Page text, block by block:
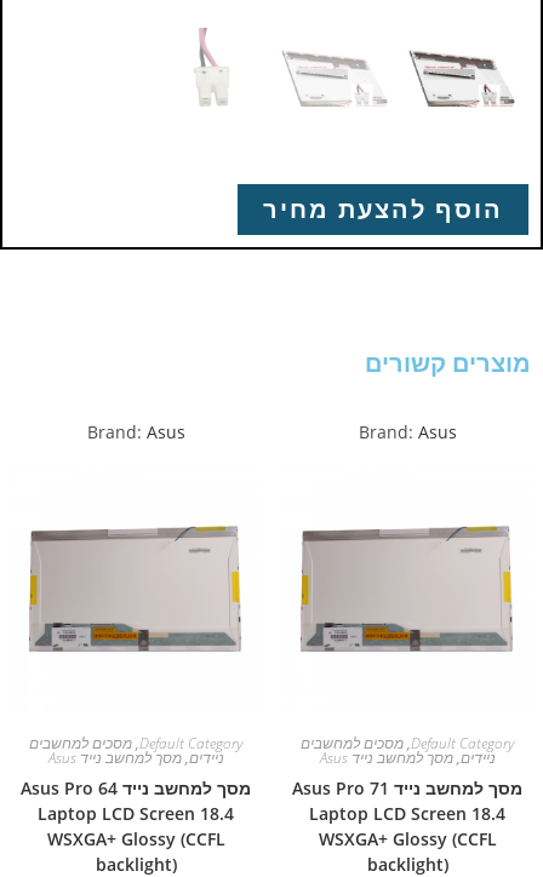
הוסף להצעת מחיר
מוצרים קשורים
Brand: Asus
Default Category
,מסכים למחשבים
ניידים,מסך למחשב נייד Asus
מסך למחשב נייד Asus Pro 71
Laptop LCD Screen 18.4
WSXGA+ Glossy (CCFL
backlight)
Brand: Asus
Default Category
,מסכים למחשבים
ניידים,מסך למחשב נייד Asus
מסך למחשב נייד Asus Pro 64
Laptop LCD Screen 18.4
WSXGA+ Glossy (CCFL
backlight)